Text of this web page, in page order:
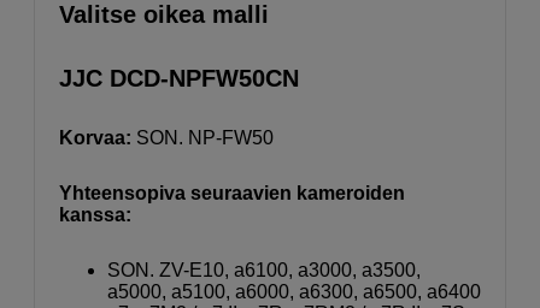
Valitse oikea malli
JJC DCD-NPFW50CN
Korvaa: SON. NP-FW50
Yhteensopiva seuraavien kameroiden
kanssa:
SON. ZV-E10, a6100, a3000, a3500,
a5000, a5100, a6000, a6300, a6500, a6400